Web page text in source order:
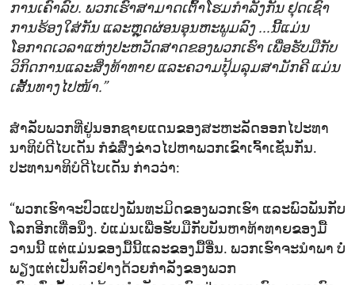
ການເຄົາລົບ. ພວກເຮົາສາມາດເຕົ້າໂຮມກຳລັງກັນ ຢຸດເຊົາ
ການຮ້ອງໃສ່ກັນ ແລະຫຼຸດຜ່ອນອຸນຫະພູມລົງ ...ນີ້ແມ່ນ
ໂອກາດເວລາແຫ່ງປະຫວັດສາດຂອງພວກເຮົາ ເພື່ອຮັບມືກັບ
ວິກິດການແລະສິ່ງທ້າທາຍ ແລະຄວາມປຸ້ມລຸມສາມັກຄີ ແມ່ນ
ເສັ້ນທາງໄປໜ້າ.”
ສຳລັບພວກທີ່ຢູ່ນອກຊາຍແດນຂອງສະຫະລັດອອກໄປະທາ
ນາທິບໍດີໄບເດັນ ກໍຂໍສົ່ງຂ່າວໄປຫາພວກເຂົາເຈົ້າເຊັ່ນກັນ.
ປະທານາທິບໍດີໄບເດັນ ກ່າວວ່າ:
“ພວກເຮົາຈະປົວແປງພັນທະມິດຂອງພວກເຮົາ ແລະພົວພັນກັບ
ໂລກອີກເທື່ອນຶ່ງ. ບໍ່ແມ່ນເພື່ອຮັບມືກັບບັນຫາທ້າທາຍຂອງມື້
ວານນີ້ ແຕ່ແມ່ນຂອງມື້ນີ້ແລະຂອງມື້ອື່ນ. ພວກເຮົາຈະນຳພາ ບໍ່
ພຽງແຕ່ເປັນຕົວຢ່າງດ້ວຍກຳລັງຂອງພວກ